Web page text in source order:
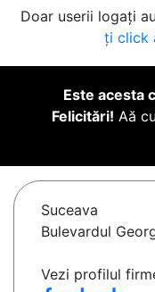
Doar userii logați
ți click
Este acesta
Felicitări! Aă
Suceava
Bulevardul
Vezi profilul